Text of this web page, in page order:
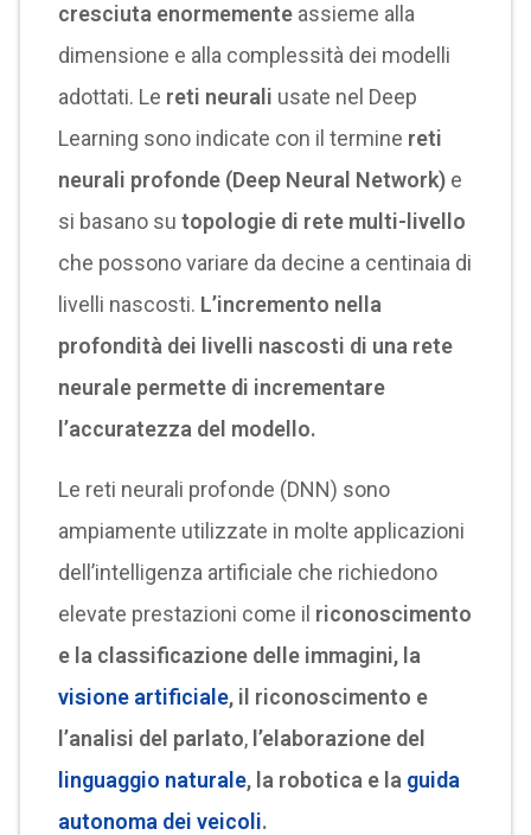
cresciuta enormementeassieme alla
dimensione e alla complessità dei modelli
adottati. Le reti neurali usate nel Deep
Learning sono indicate con il termine reti
neurali profonde (Deep Neural Network)e
si basano su topologie di rete multi-livello
che possono variare da decine a centinaia di
livelli nascosti. L’incremento nella
profondità dei livelli nascosti di una rete
neurale permette di incrementare
l’accuratezza del modello.
Le reti neurali profonde (DNN) sono
ampiamente utilizzate in molte applicazioni
dell’intelligenza artificiale che richiedono
elevate prestazioni come il riconoscimento
e la classificazione delle immagini, la
visione artificiale, il riconoscimento e
l’analisi del parlato,l’elaborazione del
linguaggio naturale, la robotica e la guida
autonoma dei veicoli.